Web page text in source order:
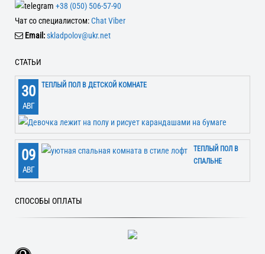
+38 (050) 506-57-90
Чат со специалистом:Chat Viber
Email:skladpolov@ukr.net
СТАТЬИ
30
АВГ
ТЕПЛЫЙ ПОЛ В ДЕТСКОЙ КОМНАТЕ
09
АВГ
ТЕПЛЫЙ ПОЛ В
СПАЛЬНЕ
СПОСОБЫ ОПЛАТЫ